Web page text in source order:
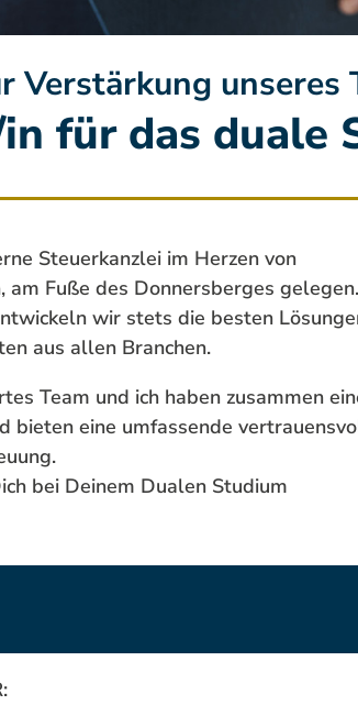
Verstärkung unseres
für das duale
Steuerkanzlei im Herzen von
am Fuße des Donnersberges gelegen.
wir stets die besten
aus allen Branchen.
Team und ich haben zusammen
bieten eine umfassende
bei Deinem Dualen Studium